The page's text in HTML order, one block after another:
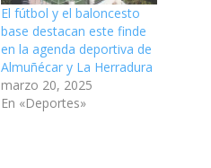
El fútbol y el baloncesto
base destacan este finde
en la agenda deportiva de
Almuñécar y La Herradura
marzo 20, 2025
En «Deportes»